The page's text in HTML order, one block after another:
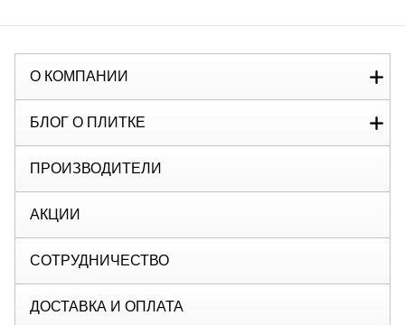
О КОМПАНИИ
БЛОГ О ПЛИТКЕ
ПРОИЗВОДИТЕЛИ
АКЦИИ
СОТРУДНИЧЕСТВО
ДОСТАВКА И ОПЛАТА